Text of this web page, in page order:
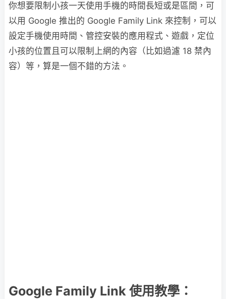
你想要限制小孩一天使用手機的時間長短或是區間，可
以用 Google 推出的 Google Family Link 來控制，可以
設定手機使用時間、管控安裝的應用程式、遊戲，定位
小孩的位置且可以限制上網的內容（比如過濾 18 禁內
容）等，算是一個不錯的方法。
Google Family Link 使用教學：